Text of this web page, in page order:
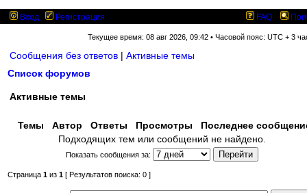
Вход Регистрация FAQ
Текущее время: 08 авг 2026, 09:42 • Часовой пояс: UTC + 3
Сообщения без ответов | Активные темы
Список форумов
Активные темы
Темы Автор Ответы Просмотры
Последнее
Подходящих тем или сообщений не найдено.
Показать сообщения за:
Страница 1 из 1 [ Результатов поиска: 0 ]